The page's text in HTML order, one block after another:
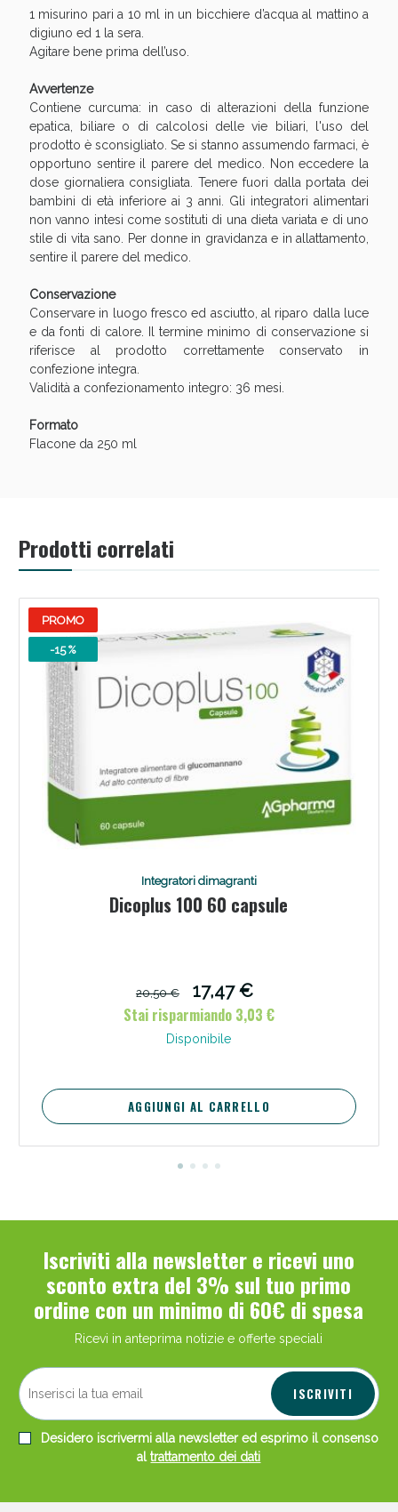
1 misurino pari a 10 ml in un bicchiere d’acqua al mattino a
digiuno ed 1 la sera.
Agitare bene prima dell’uso.
Avvertenze
Contiene curcuma: in caso di alterazioni della funzione
epatica, biliare o di calcolosi delle vie biliari, l'uso del
prodotto è sconsigliato. Se si stanno assumendo farmaci, è
opportuno sentire il parere del medico. Non eccedere la
dose giornaliera consigliata. Tenere fuori dalla portata dei
bambini di età inferiore ai 3 anni. Gli integratori alimentari
non vanno intesi come sostituti di una dieta variata e di uno
stile di vita sano. Per donne in gravidanza e in allattamento,
sentire il parere del medico.
Conservazione
Conservare in luogo fresco ed asciutto, al riparo dalla luce
e da fonti di calore. Il termine minimo di conservazione si
riferisce al prodotto correttamente conservato in
confezione integra.
Validità a confezionamento integro: 36 mesi.
Formato
Flacone da 250 ml
Prodotti correlati
PROMO
-15 %
Integratori dimagranti
Dicoplus 100 60 capsule
20,50 €
17,47 €
Stai risparmiando 3,03 €
Disponibile
AGGIUNGI AL CARRELLO
Iscriviti alla newsletter e ricevi uno
sconto extra del 3% sul tuo primo
ordine con un minimo di 60€ di spesa
Ricevi in anteprima notizie e offerte speciali
ISCRIVITI
Desidero iscrivermi alla newsletter ed esprimo il consenso
altrattamento dei dati